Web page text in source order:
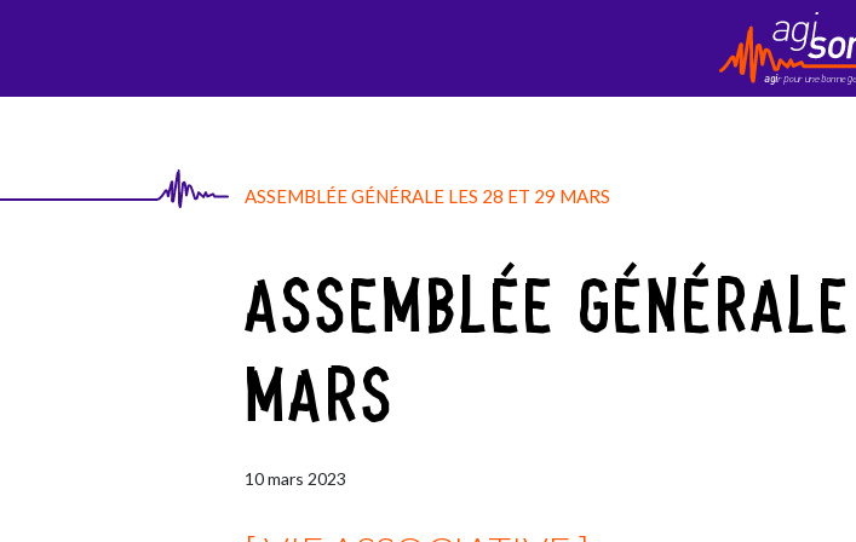
Contact
ASSEMBLÉE GÉNÉRALE LES 28 ET 29 MARS
ASSEMBLÉE
MARS
10mars 2023